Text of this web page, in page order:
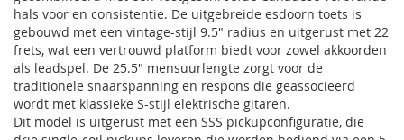
hals voor en consistentie. De uitgebreide esdoorn toets is
gebouwd met een vintage-stijl 9.5" radius en uitgerust met 22
frets, wat een vertrouwd platform biedt voor zowel akkoorden
als leadspel. De 25.5" mensuurlengte zorgt voor de
traditionele snaarspanning en respons die geassocieerd
wordt met klassieke S-stijl elektrische gitaren.
Dit model is uitgerust met een SSS pickupconfiguratie, die